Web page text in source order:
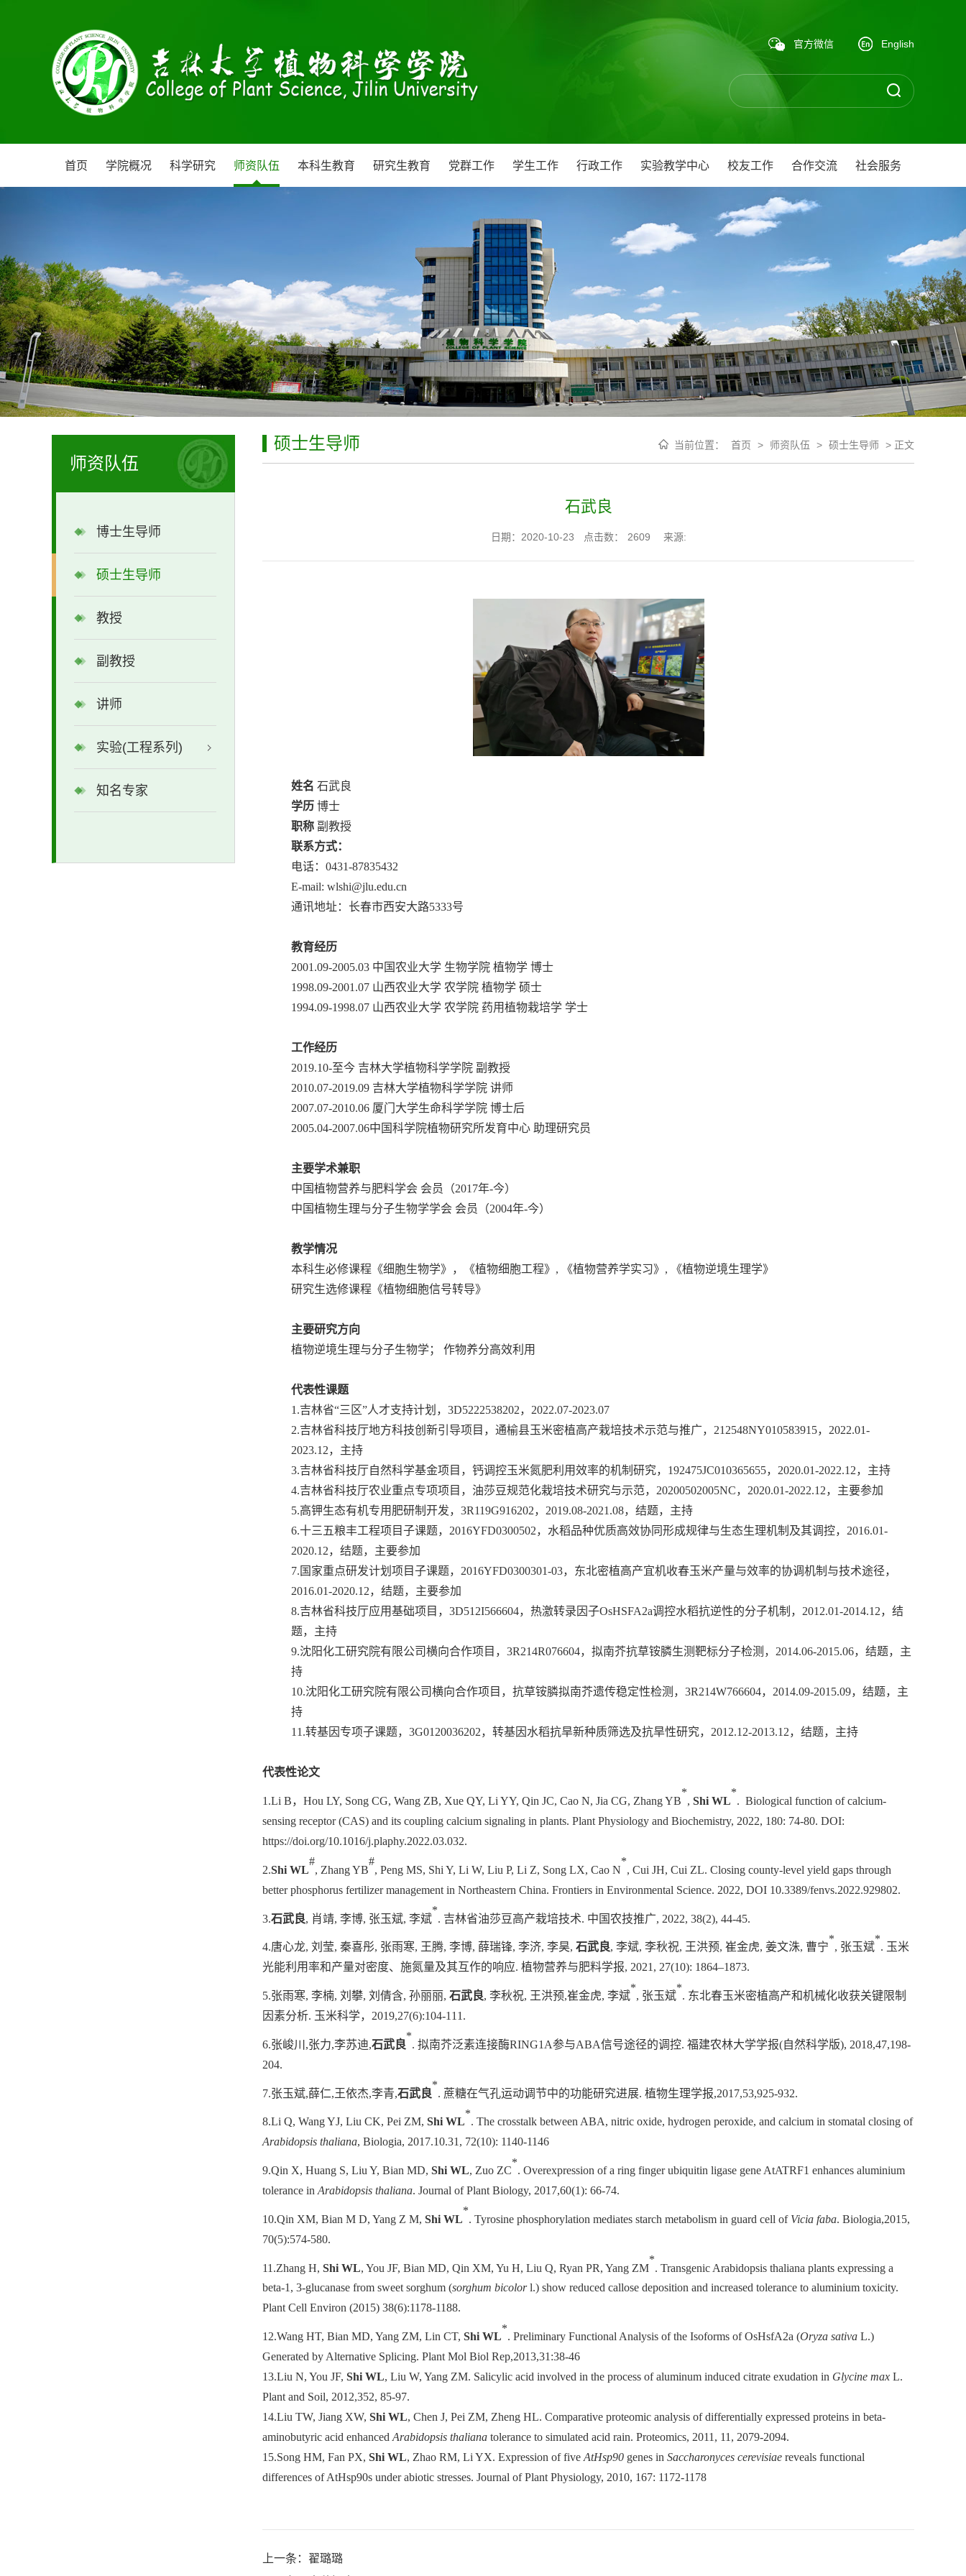
官方微信 English
首页 学院概况 科学研究 师资队伍 本科生教育 研究生教育 党群工作 学生工作 行政工作 实验教学中心 校友工作 合作交流 社会服务
师资队伍
博士生导师
硕士生导师
教授
副教授
讲师
实验(工程系列)
知名专家
硕士生导师 当前位置： 首页 > 师资队伍 > 硕士生导师 > 正文
石武良
日期：2020-10-23 点击数： 2609 来源:
姓名 石武良
学历 博士
职称 副教授
联系方式：
电话： 0431-87835432
E-mail: wlshi@jlu.edu.cn
通讯地址：长春市西安大路5333号
教育经历
2001.09-2005.03 中国农业大学 生物学院 植物学 博士
1998.09-2001.07 山西农业大学 农学院 植物学 硕士
1994.09-1998.07 山西农业大学 农学院 药用植物栽培学 学士
工作经历
2019.10-至今 吉林大学植物科学学院 副教授
2010.07-2019.09 吉林大学植物科学学院 讲师
2007.07-2010.06 厦门大学生命科学学院 博士后
2005.04-2007.06中国科学院植物研究所发育中心 助理研究员
主要学术兼职
中国植物营养与肥料学会 会员（2017年-今）
中国植物生理与分子生物学学会 会员（2004年-今）
教学情况
本科生必修课程《细胞生物学》，《植物细胞工程》 , 《植物营养学实习》 ,
《植物逆境生理学》
研究生选修课程《植物细胞信号转导》
主要研究方向
植物逆境生理与分子生物学； 作物养分高效利用
代表性课题
1.吉林省“三区”人才支持计划， 3D5222538202， 2022.07-2023.07
2.吉林省科技厅地方科技创新引导项目， 通榆县玉米密植高产栽培技术示范与推广， 212548NY010583915， 2022.01-
2023.12，主持
3.吉林省科技厅自然科学基金项目， 钙调控玉米氮肥利用效率的机制研究， 192475JC010365655， 2020.01-2022.12，主持
4.吉林省科技厅农业重点专项项目，油莎豆规范化栽培技术研究与示范，20200502005NC， 2020.01-2022.12，主要参加
5.高钾生态有机专用肥研制开发， 3R119G916202， 2019.08-2021.08，结题， 主持
6.十三五粮丰工程项目子课题， 2016YFD0300502，水稻品种优质高效协同形成规律与生态生理机制及其调控， 2016.01-
2020.12， 结题， 主要参加
7. 国家重点研发计划项目子课题， 2016YFD0300301-03，东北密植高产宜机收春玉米产量与效率的协调机制与技术途径，
2016.01-2020.12， 结题， 主要参加
8.吉林省科技厅应用基础项目， 3D512I566604，热激转录因子OsHSFA2a调控水稻抗逆性的分子机制， 2012.01-2014.12，结
题，主持
9.沈阳化工研究院有限公司横向合作项目， 3R214R076604，拟南芥抗草铵膦生测靶标分子检测， 2014.06-2015.06，结题，主
持
10.沈阳化工研究院有限公司横向合作项目，抗草铵膦拟南芥遗传稳定性检测， 3R214W766604， 2014.09-2015.09，结题，主
持
11.转基因专项子课题， 3G0120036202，转基因水稻抗旱新种质筛选及抗旱性研究， 2012.12-2013.12，结题，主持
代表性论文
1.Li B， Hou LY, Song CG, Wang ZB, Xue QY, Li YY, Qin JC, Cao N, Jia CG, Zhang YB
*
, Shi WL
*
. Biological function of calcium-
sensing receptor (CAS) and its coupling calcium signaling in plants. Plant Physiology and Biochemistry, 2022, 180: 74-80. DOI:
https://doi.org/10.1016/j.plaphy.2022.03.032.
2.Shi WL
#
, Zhang YB
#
, Peng MS, Shi Y, Li W, Liu P, Li Z, Song LX, Cao N
*
, Cui JH, Cui ZL. Closing county-level yield gaps through
better phosphorus fertilizer management in Northeastern China. Frontiers in Environmental Science. 2022, DOI 10.3389/fenvs.2022.929802.
3. 石武良 肖靖 李博 张玉斌 李斌
*
吉林省油莎豆高产栽培技术 中国农技推广 2022, 38(2), 44-45.
4.唐心龙, 刘莹, 秦喜彤, 张雨寒, 王腾, 李博, 薛瑞锋, 李济, 李昊, 石武良, 李斌, 李秋祝, 王洪预, 崔金虎, 姜文洙, 曹宁
*
, 张玉斌
*
. 玉米
光能利用率和产量对密度、施氮量及其互作的响应. 植物营养与肥料学报, 2021, 27(10): 1864–1873.
5.张雨寒, 李楠, 刘 攀, 刘倩含, 孙丽丽, 石武良, 李秋祝, 王洪预,崔金虎, 李斌
*
, 张玉斌
*
. 东北春玉米密植高产和机械化收获关键限制
因素分析. 玉米科学， 2019,27(6):104-111.
6.张峻川 ,张力,李苏迪,石武良
*
. 拟南芥泛素连接酶RING1A参与ABA信号途径的调控. 福建农林大学学报(自然科学版), 2018,47,198-
204.
7. 张玉斌 薛仁 王依杰 李青 石武良
*
蔗糖在气孔运动调节中的功能研究进展 植物生理学报 ,2017,53,925-932.
8.Li Q, Wang YJ, Liu CK, Pei ZM, Shi WL
*
. The crosstalk between ABA, nitric oxide, hydrogen peroxide, and calcium in stomatal closing of
Arabidopsis thaliana, Biologia, 2017.10.31, 72(10): 1140-1146
9.Qin X, Huang S, Liu Y, Bian MD, Shi WL, Zuo ZC
*
. Overexpression of a ring finger ubiquitin ligase gene AtATRF1 enhances aluminium
tolerance in Arabidopsis thaliana. Journal of Plant Biology, 2017,60(1): 66-74.
10.Qin XM, Bian M D, Yang Z M, Shi WL
*
. Tyrosine phosphorylation mediates starch metabolism in guard cell of Vicia faba. Biologia,2015,
70(5):574-580.
11.Zhang H, Shi WL, You JF, Bian MD, Qin XM, Yu H, Liu Q, Ryan PR, Yang ZM
*
. Transgenic Arabidopsis thaliana plants expressing a
beta-1, 3-glucanase from sweet sorghum (sorghum bicolorl.) show reduced callose deposition and increased tolerance to aluminium toxicity.
Plant Cell Environ (2015) 38(6):1178-1188.
12.Wang HT, Bian MD, Yang ZM, Lin CT, Shi WL
*
. Preliminary Functional Analysis of the Isoforms of OsHsfA2a (Oryza sativa L.)
Generated by Alternative Splicing. Plant Mol Biol Rep,2013,31:38-46
13.Liu N, You JF, Shi WL, Liu W, Yang ZM. Salicylic acid involved in the process of aluminum induced citrate exudation in Glycine max L.
Plant and Soil, 2012,352, 85-97.
14.Liu TW, Jiang XW, Shi WL, Chen J, Pei ZM, Zheng HL. Comparative proteomic analysis of differentially expressed proteins in beta-
aminobutyric acid enhanced Arabidopsis thaliana tolerance to simulated acid rain. Proteomics, 2011, 11, 2079-2094.
15.Song HM, Fan PX, Shi WL, Zhao RM, Li YX. Expression of five AtHsp90 genes in Saccharonyces cerevisiae reveals functional
differences of AtHsp90s under abiotic stresses. Journal of Plant Physiology, 2010, 167: 1172-1178
上一条： 翟璐璐